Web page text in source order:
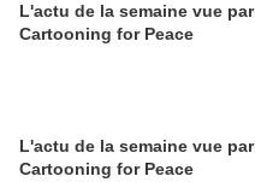
L'actu de la semaine vue par
Cartooning for Peace
L'actu de la semaine vue par
Cartooning for Peace